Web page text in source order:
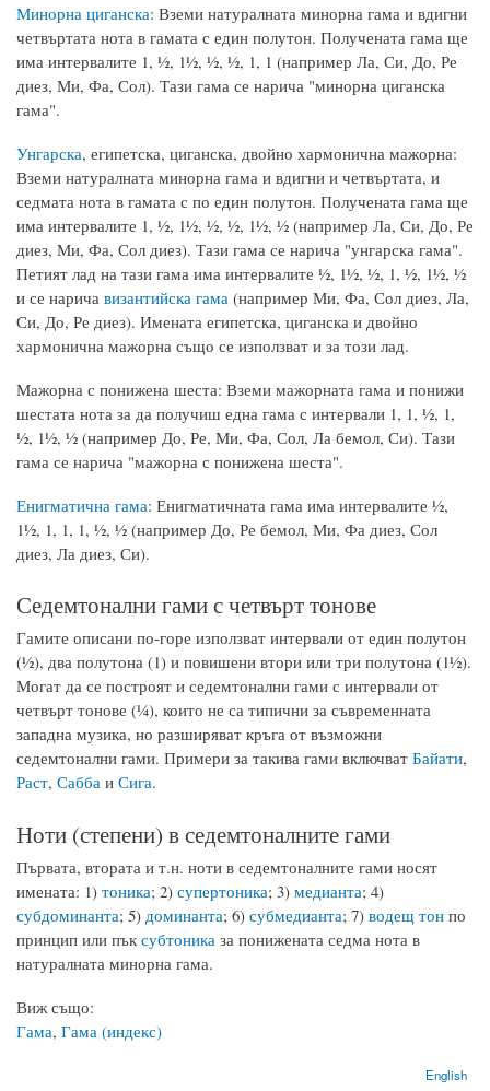
Минорна циганска: Вземи натуралната минорна гама и вдигни
четвъртата нота в гамата с един полутон. Получената гама ще
има интервалите 1, ½, 1½, ½, ½, 1, 1 (например Ла, Си, До, Ре
диез, Ми, Фа, Сол). Тази гама се нарича "минорна циганска
гама".
Унгарска, египетска, циганска, двойно хармонична мажорна:
Вземи натуралната минорна гама и вдигни и четвъртата, и
седмата нота в гамата с по един полутон. Получената гама ще
има интервалите 1, ½, 1½, ½, ½, 1½, ½ (например Ла, Си, До, Ре
диез, Ми, Фа, Сол диез). Тази гама се нарича "унгарска гама".
Петият лад на тази гама има интервалите ½, 1½, ½, 1, ½, 1½, ½
и се нарича византийска гама (например Ми, Фа, Сол диез, Ла,
Си, До, Ре диез). Имената египетска, циганска и двойно
хармонична мажорна също се използват и за този лад.
Мажорна с понижена шеста: Вземи мажорната гама и понижи
шестата нота за да получиш една гама с интервали 1, 1, ½, 1,
½, 1½, ½ (например До, Ре, Ми, Фа, Сол, Ла бемол, Си). Тази
гама се нарича "мажорна с понижена шеста".
Енигматична гама: Енигматичната гама има интервалите ½,
1½, 1, 1, 1, ½, ½ (например До, Ре бемол, Ми, Фа диез, Сол
диез, Ла диез, Си).
Седемтонални гами с четвърт тонове
Гамите описани по-горе използват интервали от един полутон
(½), два полутона (1) и повишени втори или три полутона (1½).
Могат да се построят и седемтонални гами с интервали от
четвърт тонове (¼), които не са типични за съвременната
западна музика, но разширяват кръга от възможни
седемтонални гами. Примери за такива гами включват Байати,
Раст, Сабба и Сига.
Ноти (степени) в седемтоналните гами
Първата, втората и т.н. ноти в седемтоналните гами носят
имената: 1) тоника; 2) супертоника; 3) медианта; 4)
субдоминанта; 5) доминанта; 6) субмедианта; 7) водещ тон по
принцип или пък субтоника за понижената седма нота в
натуралната минорна гама.
Виж също:
Гама, Гама (индекс)
English